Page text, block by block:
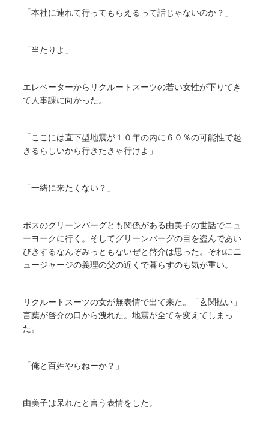
「本社に連れて行ってもらえるって話じゃないのか？」
「当たりよ」
エレベーターからリクルートスーツの若い女性が下りてき
て人事課に向かった。
「ここには直下型地震が１０年の内に６０％の可能性で起
きるらしいから行きたきゃ行けよ」
「一緒に来たくない？」
ボスのグリーンバーグとも関係がある由美子の世話でニュ
ーヨークに行く。そしてグリーンバーグの目を盗んであい
びきするなんぞみっともないぜと啓介は思った。それにニ
ュージャージの義理の父の近くで暮らすのも気が重い。
リクルートスーツの女が無表情で出て来た。「玄関払い」
言葉が啓介の口から洩れた。地震が全てを変えてしまっ
た。
「俺と百姓やらねーか？」
由美子は呆れたと言う表情をした。